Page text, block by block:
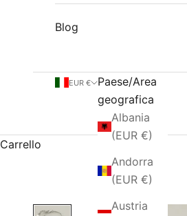
Blog
EUR €
Paese/Area
geografica
Albania
(EUR €)
Andorra
(EUR €)
Austria
Carrello